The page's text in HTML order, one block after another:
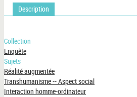
Description
Collection
Enquête
Sujets
Réalité augmentée
Transhumanisme -- Aspect social
Interaction homme-ordinateur